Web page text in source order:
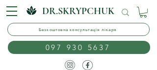
097 930 5637
DR.SKRYPCHUK
Безкоштовна консультація лікаря